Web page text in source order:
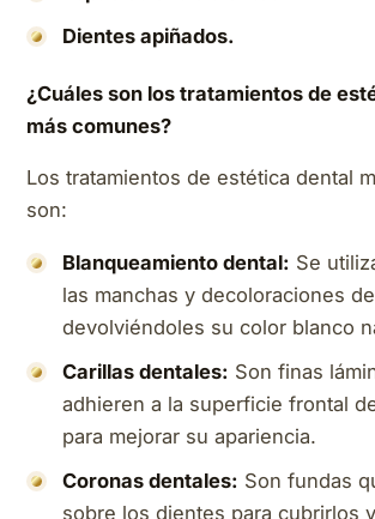
Dientes apiñados.
¿Cuáles son los tratamientos de
más comunes?
Los tratamientos de estética dental
son:
Blanqueamiento dental: Se
las manchas y decoloraciones
devolviéndoles su color blanco
Carillas dentales: Son finas
adhieren a la superficie frontal
para mejorar su apariencia.
Coronas dentales: Son fundas
sobre los dientes para cubrirlos